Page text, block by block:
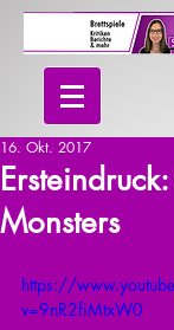
Monsters
16. Okt. 2017
https://
v=9nR2fiMtxW0